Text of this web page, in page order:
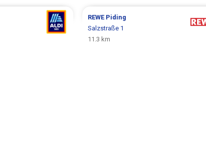
REWE Piding
Salzstraße 1
11.3 km